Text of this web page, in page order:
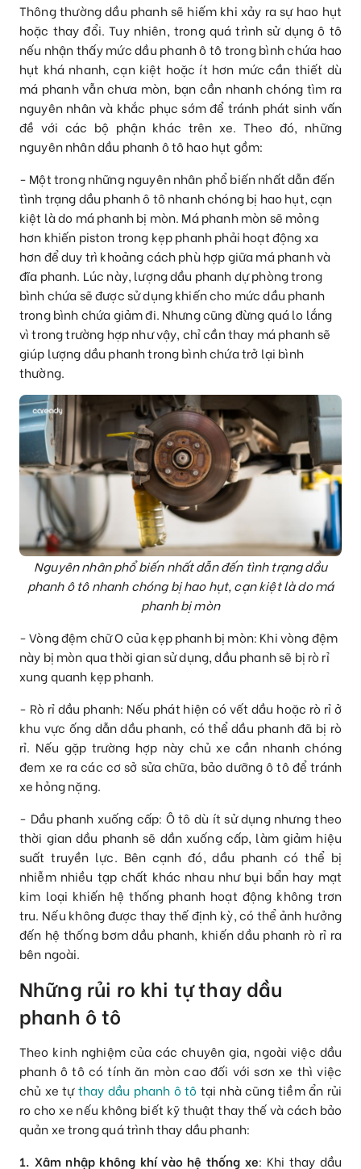
Thông thường dầu phanh sẽ hiếm khi xảy ra sự hao hụt
hoặc thay đổi. Tuy nhiên, trong quá trình sử dụng ô tô
nếu nhận thấy mức dầu phanh ô tô trong bình chứa hao
hụt khá nhanh, cạn kiệt hoặc ít hơn mức cần thiết dù
má phanh vẫn chưa mòn, bạn cần nhanh chóng tìm ra
nguyên nhân và khắc phục sớm để tránh phát sinh vấn
đề với các bộ phận khác trên xe. Theo đó, những
nguyên nhân dầu phanh ô tô hao hụt gồm:
- Một trong những nguyên nhân phổ biến nhất dẫn đến
tình trạng dầu phanh ô tô nhanh chóng bị hao hụt, cạn
kiệt là do má phanh bị mòn. Má phanh mòn sẽ mỏng
hơn khiến piston trong kẹp phanh phải hoạt động xa
hơn để duy trì khoảng cách phù hợp giữa má phanh và
đĩa phanh. Lúc này, lượng dầu phanh dự phòng trong
bình chứa sẽ được sử dụng khiến cho mức dầu phanh
trong bình chứa giảm đi. Nhưng cũng đừng quá lo lắng
vì trong trường hợp như vậy, chỉ cần thay má phanh sẽ
giúp lượng dầu phanh trong bình chứa trở lại bình
thường.
Nguyên nhân phổ biến nhất dẫn đến tình trạng dầu
phanh ô tô nhanh chóng bị hao hụt, cạn kiệt là do má
phanh bị mòn
- Vòng đệm chữ O của kẹp phanh bị mòn: Khi vòng đệm
này bị mòn qua thời gian sử dụng, dầu phanh sẽ bị rò rỉ
xung quanh kẹp phanh.
- Rò rỉ dầu phanh: Nếu phát hiện có vết dầu hoặc rò rỉ ở
khu vực ống dẫn dầu phanh, có thể dầu phanh đã bị rò
rỉ. Nếu gặp trường hợp này chủ xe cần nhanh chóng
đem xe ra các cơ sở sửa chữa, bảo dưỡng ô tô để tránh
xe hỏng nặng.
- Dầu phanh xuống cấp: Ô tô dù ít sử dụng nhưng theo
thời gian dầu phanh sẽ dần xuống cấp, làm giảm hiệu
suất truyền lực. Bên cạnh đó, dầu phanh có thể bị
nhiễm nhiều tạp chất khác nhau như bụi bẩn hay mạt
kim loại khiến hệ thống phanh hoạt động không trơn
tru. Nếu không được thay thế định kỳ, có thể ảnh hưởng
đến hệ thống bơm dầu phanh, khiến dầu phanh rò rỉ ra
bên ngoài.
Những rủi ro khi tự thay dầu
phanh ô tô
Theo kinh nghiệm của các chuyên gia, ngoài việc dầu
phanh ô tô có tính ăn mòn cao đối với sơn xe thì việc
chủ xe tựthay dầu phanh ô tô tại nhà cũng tiềm ẩn rủi
ro cho xe nếu không biết kỹ thuật thay thế và cách bảo
quản xe trong quá trình thay dầu phanh:
1. Xâm nhập không khí vào hệ thống xe: Khi thay dầu